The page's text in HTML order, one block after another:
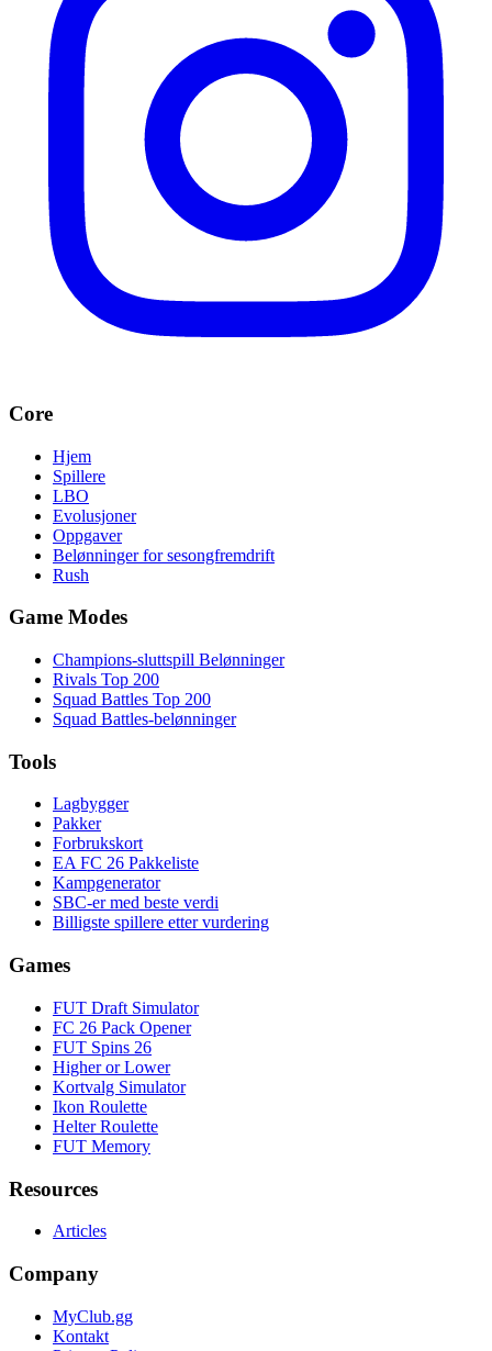
Core
Hjem
Spillere
LBO
Evolusjoner
Oppgaver
Belønninger for sesongfremdrift
Rush
Game Modes
Champions-sluttspill Belønninger
Rivals Top 200
Squad Battles Top 200
Squad Battles-belønninger
Tools
Lagbygger
Pakker
Forbrukskort
EA FC 26 Pakkeliste
Kampgenerator
SBC-er med beste verdi
Billigste spillere etter vurdering
Games
FUT Draft Simulator
FC 26 Pack Opener
FUT Spins 26
Higher or Lower
Kortvalg Simulator
Ikon Roulette
Helter Roulette
FUT Memory
Resources
Articles
Company
MyClub.gg
Kontakt